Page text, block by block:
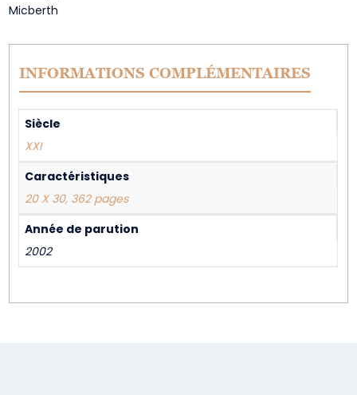
Micberth
INFORMATIONS COMPLÉMENTAIRES
Siècle
XXI
Caractéristiques
20 X 30, 362 pages
Année de parution
2002